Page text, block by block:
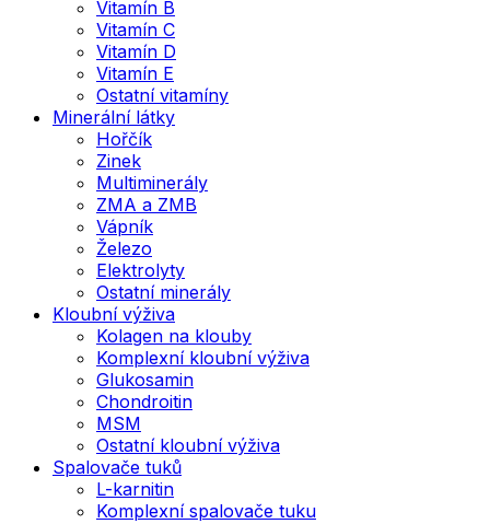
Vitamín B
Vitamín C
Vitamín D
Vitamín E
Ostatní vitamíny
Minerální látky
Hořčík
Zinek
Multiminerály
ZMA a ZMB
Vápník
Železo
Elektrolyty
Ostatní minerály
Kloubní výživa
Kolagen na klouby
Komplexní kloubní výživa
Glukosamin
Chondroitin
MSM
Ostatní kloubní výživa
Spalovače tuků
L-karnitin
Komplexní spalovače tuku